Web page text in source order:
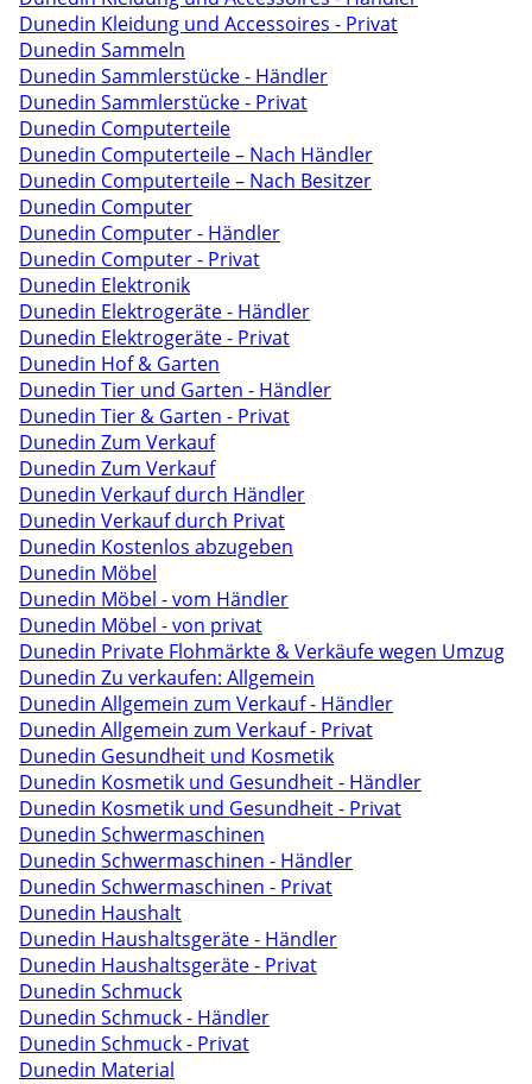
Dunedin Kleidung und Accessoires - Privat
Dunedin Sammeln
Dunedin Sammlerstücke - Händler
Dunedin Sammlerstücke - Privat
Dunedin Computerteile
Dunedin Computerteile – Nach Händler
Dunedin Computerteile – Nach Besitzer
Dunedin Computer
Dunedin Computer - Händler
Dunedin Computer - Privat
Dunedin Elektronik
Dunedin Elektrogeräte - Händler
Dunedin Elektrogeräte - Privat
Dunedin Hof & Garten
Dunedin Tier und Garten - Händler
Dunedin Tier & Garten - Privat
Dunedin Zum Verkauf
Dunedin Zum Verkauf
Dunedin Verkauf durch Händler
Dunedin Verkauf durch Privat
Dunedin Kostenlos abzugeben
Dunedin Möbel
Dunedin Möbel - vom Händler
Dunedin Möbel - von privat
Dunedin Private Flohmärkte & Verkäufe wegen Umzug
Dunedin Zu verkaufen: Allgemein
Dunedin Allgemein zum Verkauf - Händler
Dunedin Allgemein zum Verkauf - Privat
Dunedin Gesundheit und Kosmetik
Dunedin Kosmetik und Gesundheit - Händler
Dunedin Kosmetik und Gesundheit - Privat
Dunedin Schwermaschinen
Dunedin Schwermaschinen - Händler
Dunedin Schwermaschinen - Privat
Dunedin Haushalt
Dunedin Haushaltsgeräte - Händler
Dunedin Haushaltsgeräte - Privat
Dunedin Schmuck
Dunedin Schmuck - Händler
Dunedin Schmuck - Privat
Dunedin Material